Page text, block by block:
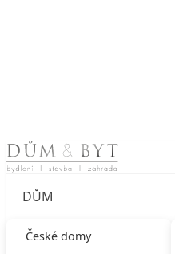
Skip to content
DŮM
České domy